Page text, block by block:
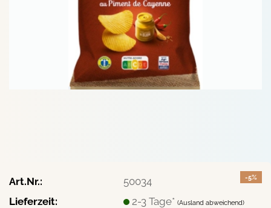
-5%
Art.Nr.:
50034
Lieferzeit:
2-3 Tage*(Ausland abweichend)